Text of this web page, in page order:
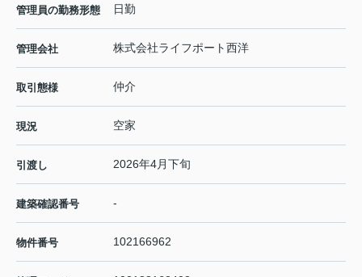
管理員の勤務形態 日勤
管理会社 株式会社ライフポート西洋
取引態様 仲介
現況 空家
引渡し 2026年4月下旬
建築確認番号 -
物件番号 102166962